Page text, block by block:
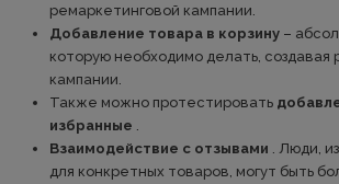
ремаркетинговой кампании.
Добавление товара в корзину –
которую необходимо делать, создавая
кампании.
Также можно протестировать
избранные
Взаимодействие с отзывами
. Люди,
для конкретных товаров, могут быть